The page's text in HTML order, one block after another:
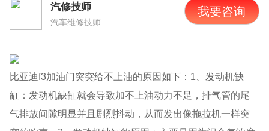
汽修技师
汽车维修技师
我要咨询
比亚迪f3加油门突突给不上油的原因如下：1、发动机缺
缸：发动机缺缸就会导致加不上油动力不足，排气管的尾
气排放间隙明显并且剧烈抖动，从而发出像拖拉机一样突